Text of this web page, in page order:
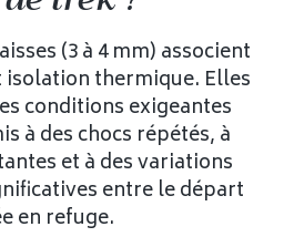
(3 à 4 mm) associent
thermique. Elles
conditions exigeantes
à des chocs répétés, à
et à des variations
entre le départ
en refuge.